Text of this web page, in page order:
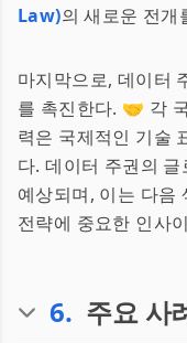
Law)의 새로운 전
마지막으로, 데이터
를 촉진한다. 🤝 각
력은 국제적인 기술
다. 데이터 주권의
예상되며, 이는 다음
전략에 중요한 인사
6. 주요 사